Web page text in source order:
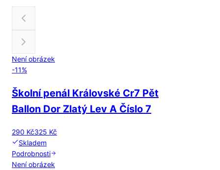
Není obrázek
-11%
Školní penál Královské Cr7 Pět
Ballon Dor Zlatý Lev A Číslo 7
290 Kč325 Kč
Skladem
Podrobnosti
Není obrázek